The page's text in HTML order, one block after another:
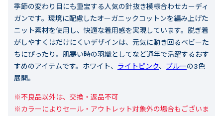
季節の変わり目にも重宝する人気の針抜き模様合わせカーディ
ガンです。環境に配慮したオーガニックコットンを編み上げた
ニット素材を使用し、快適な着用感を実現しています。脱ぎ着
がしやすくはだけにくいデザインは、元気に動き回るベビーた
ちにぴったり。肌寒い時の羽織としてなど通年で活躍するおす
すめのアイテムです。ホワイト、 ライトピンク、 ブルーの3色
展開。
※不良品以外は、交換・返品不可
※カラーによりセール・アウトレット対象外の場合もございま